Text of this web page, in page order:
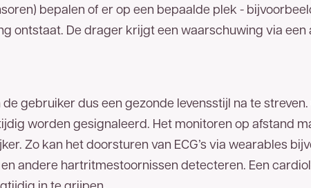
bepalen of er op een bepaalde plek -
ontstaat. De drager krijgt een waarschuwing via
gebruiker dus een gezonde levensstijl na te
worden gesignaleerd. Het monitoren op afstand
Zo kan het doorsturen van ECG’s via wearables
andere hartritmestoornissen detecteren. Een